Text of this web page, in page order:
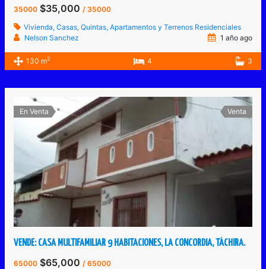
35000 $35,000 / 35000
Vivienda, Casas, Quintas, Apartamentos y Terrenos Residenciales
Nelson Sanchez
1 año ago
130 m2 4 3
En Venta Venta
VENDE: CASA MULTIFAMILIAR 9 HABITACIONES, LA CONCORDIA, TÁCHIRA.
65000 $65,000 / 65000